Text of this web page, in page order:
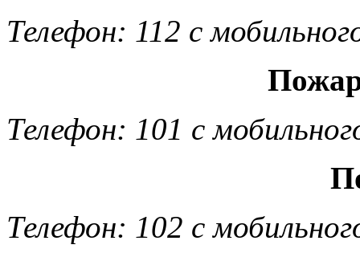
Телефон: 112 с
Телефон: 101 с
Телефон: 102 с